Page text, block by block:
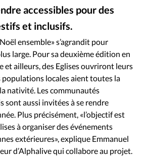
Bible Culture
Economie
Laicité
Liberté religieuse
People Politique
Religions
accessibles pour des
et inclusifs.
©alvarez / Getty Images
ensemble» s’agrandit pour
large. Pour sa deuxième édition en
et ailleurs, des Eglises ouvriront leurs
populations locales aient toutes la
nativité. Les communautés
sont aussi invitées à se rendre
Plus précisément, «l’objectif est
à organiser des événements
extérieures», explique Emmanuel
d’Alphalive qui collabore au projet.